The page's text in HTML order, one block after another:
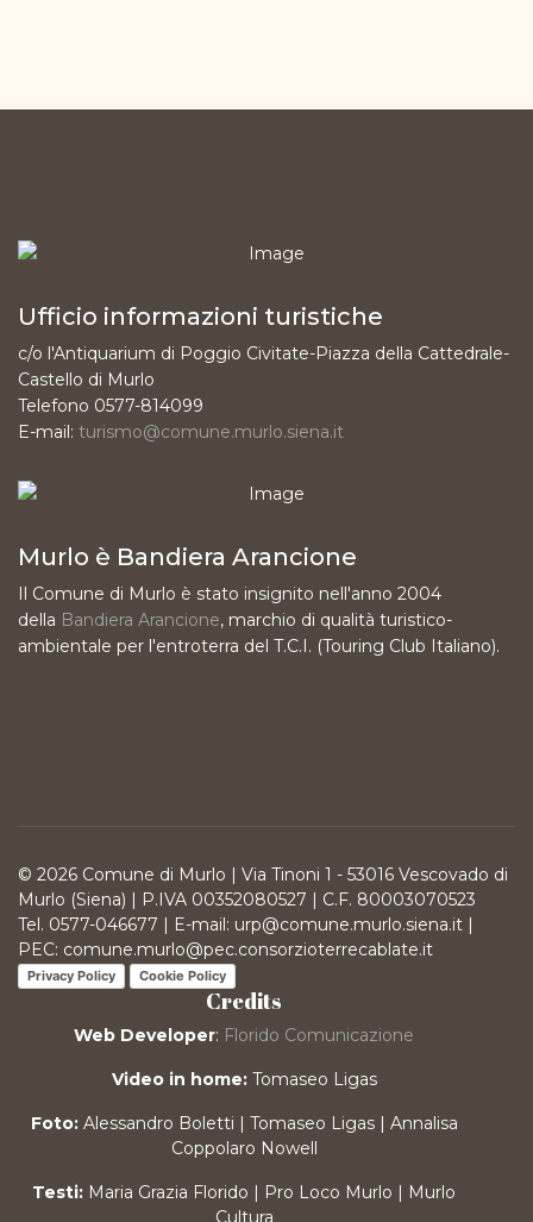
Ufficio informazioni turistiche
c/o l'Antiquarium di Poggio Civitate-Piazza della Cattedrale-
Castello di Murlo
Telefono 0577-814099
E-mail: turismo@comune.murlo.siena.it
Murlo è Bandiera Arancione
Il Comune di Murlo è stato insignito nell'anno 2004
della Bandiera Arancione, marchio di qualità turistico-
ambientale per l'entroterra del T.C.I. (Touring Club Italiano).
© 2026 Comune di Murlo | Via Tinoni 1 - 53016 Vescovado di
Murlo (Siena) | P.IVA 00352080527 | C.F. 80003070523
Tel. 0577-046677 | E-mail: urp@comune.murlo.siena.it |
PEC: comune.murlo@pec.consorzioterrecablate.it
Privacy Policy Cookie Policy
Credits
Web Developer: Florido Comunicazione
Video in home:Tomaseo Ligas
Foto: Alessandro Boletti | Tomaseo Ligas | Annalisa
Coppolaro Nowell
Testi: Maria Grazia Florido | Pro Loco Murlo | Murlo
Cultura